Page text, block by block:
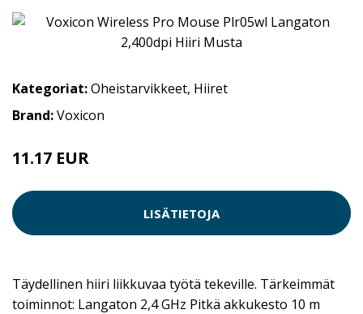
Kategoriat:Oheistarvikkeet, Hiiret
Brand:Voxicon
11.17 EUR
LISÄTIETOJA
Täydellinen hiiri liikkuvaa työtä tekeville. Tärkeimmät
toiminnot: Langaton 2,4 GHz Pitkä akkukesto 10 m